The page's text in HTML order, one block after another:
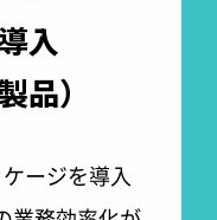
入
品）
ージを導入